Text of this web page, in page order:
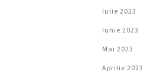
Iulie 2023
Iunie 2023
Mai 2023
Aprilie 2023